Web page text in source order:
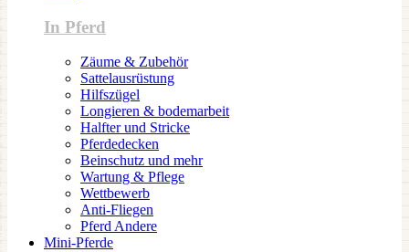
In Pferd
Zäume & Zubehör
Sattelausrüstung
Hilfszügel
Longieren & bodemarbeit
Halfter und Stricke
Pferdedecken
Beinschutz und mehr
Wartung & Pflege
Wettbewerb
Anti-Fliegen
Pferd Andere
Mini-Pferde